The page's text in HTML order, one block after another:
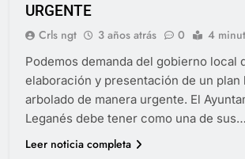
URGENTE
Crls ngt 3 años atrás 0 4
Podemos demanda del gobierno local
elaboración y presentación de un plan
arbolado de manera urgente. El
Leganés debe tener como una de sus…
Leer noticia completa